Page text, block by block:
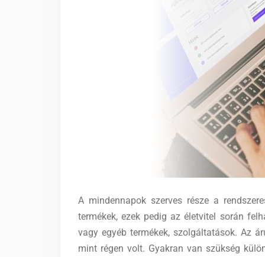
A mindennapok szerves része a
termékek, ezek pedig az életvitel során
vagy egyéb termékek, szolgáltatások. Az
mint régen volt. Gyakran van szükség